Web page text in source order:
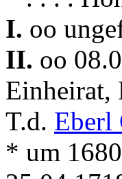
I. oo
II. oo
Einheirat,
T.d. Eberl
* um